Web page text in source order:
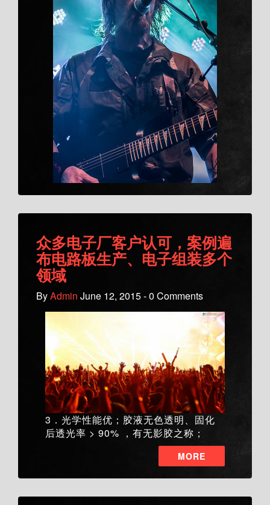
丙烯酸酯、聚氨酯丙烯酸酯、不饱和聚
酯等， 其中环氧丙烯酸酯和聚氨酯丙
烯酸酯( 简称 PUA) 由于品种多、原料
丰 富、反 应 活 性 高、价 格 适 中，
因 此 用 量 很大［10 － 12］ 。目前
丙烯酸酯仍是光固化领域最常使用的齐
聚体，约占整个市场的 82%。
众多电子厂客户认可，案例遍
布电路板生产、电子组装多个
领域
ByAdmin June 12, 2015 - 0 Comments
3．光学性能优；胶液无色透明、固化
后透光率 > 90% ，有无影胶之称；
MORE